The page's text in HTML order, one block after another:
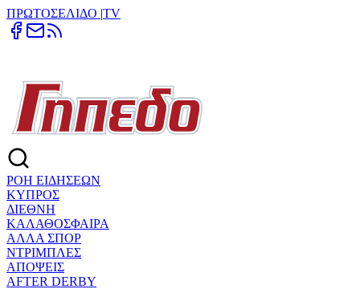
ΠΡΩΤΟΣΕΛΙΔΟ |TV
ΡΟΗ ΕΙΔΗΣΕΩΝ
ΚΥΠΡΟΣ
ΔΙΕΘΝΗ
ΚΑΛΑΘΟΣΦΑΙΡΑ
ΑΛΛΑ ΣΠΟΡ
ΝΤΡΙΜΠΛΕΣ
ΑΠΟΨΕΙΣ
AFTER DERBY